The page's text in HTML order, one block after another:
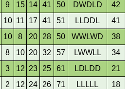
9 15 14 41 50 DWDLD
42
10 11 17 41 51 LLDDL
41
10 8 20 28 50 WWLWD
38
8 10 20 32 57 LWWLL
34
3 12 23 25 61 LDLDD
21
2 12 24 26 71 LLLLL 18